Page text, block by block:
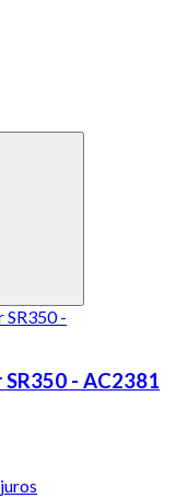
SR350 - AC2381